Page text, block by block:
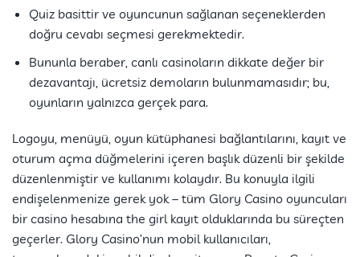
Quiz basittir ve oyuncunun sağlanan seçeneklerden
doğru cevabı seçmesi gerekmektedir.
Bununla beraber, canlı casinoların dikkate değer bir
dezavantajı, ücretsiz demoların bulunmamasıdır; bu,
oyunların yalnızca gerçek para.
Logoyu, menüyü, oyun kütüphanesi bağlantılarını, kayıt ve
oturum açma düğmelerini içeren başlık düzenli bir şekilde
düzenlenmiştir ve kullanımı kolaydır. Bu konuyla ilgili
endişelenmenize gerek yok – tüm Glory Casino oyuncuları
bir casino hesabına the girl kayıt olduklarında bu süreçten
geçerler. Glory Casino’nun mobil kullanıcıları,